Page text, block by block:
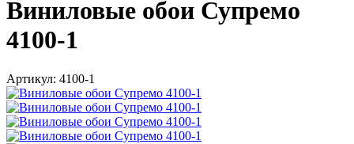
Виниловые обои Супремо
4100-1
Артикул: 4100-1